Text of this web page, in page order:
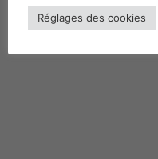
Réglages des cookies